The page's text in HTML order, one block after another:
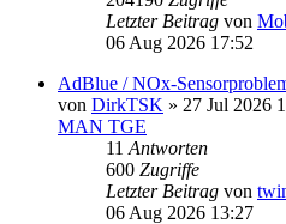
Letzter Beitrag von
06 Aug 2026 17:52
AdBlue / NOx-
von DirkTSK » 27 Jul 2026
MAN TGE
11 Antworten
600 Zugriffe
Letzter Beitrag von
06 Aug 2026 13:27